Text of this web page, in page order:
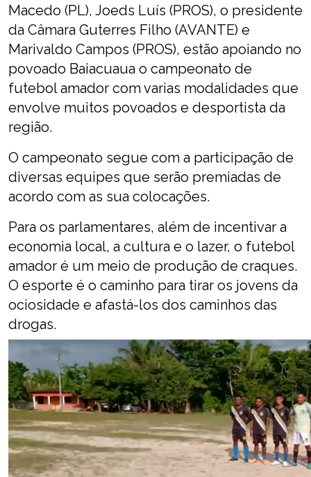
Macedo (PL), Joeds Luís (PROS), o presidente
da Câmara Guterres Filho (AVANTE) e
Marivaldo Campos (PROS), estão apoiando no
povoado Baiacuaua o campeonato de
futebol amador com varias modalidades que
envolve muitos povoados e desportista da
região.
O campeonato segue com a participação de
diversas equipes que serão premiadas de
acordo com as sua colocações.
Para os parlamentares, além de incentivar a
economia local, a cultura e o lazer, o futebol
amador é um meio de produção de craques.
O esporte é o caminho para tirar os jovens da
ociosidade e afastá-los dos caminhos das
drogas.